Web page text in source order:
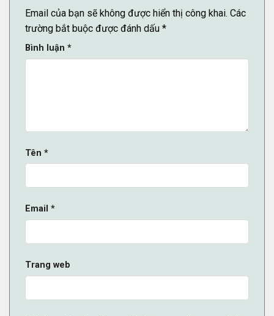
Email của bạn sẽ không được hiển thị công khai. Các
trường bắt buộc được đánh dấu *
Bình luận *
Tên *
Email *
Trang web